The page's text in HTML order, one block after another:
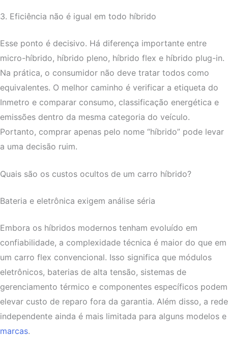
3. Eficiência não é igual em todo híbrido
Esse ponto é decisivo. Há diferença importante entre
micro-híbrido, híbrido pleno, híbrido flex e híbrido plug-in.
Na prática, o consumidor não deve tratar todos como
equivalentes. O melhor caminho é verificar a etiqueta do
Inmetro e comparar consumo, classificação energética e
emissões dentro da mesma categoria do veículo.
Portanto, comprar apenas pelo nome “híbrido” pode levar
a uma decisão ruim.
Quais são os custos ocultos de um carro híbrido?
Bateria e eletrônica exigem análise séria
Embora os híbridos modernos tenham evoluído em
confiabilidade, a complexidade técnica é maior do que em
um carro flex convencional. Isso significa que módulos
eletrônicos, baterias de alta tensão, sistemas de
gerenciamento térmico e componentes específicos podem
elevar custo de reparo fora da garantia. Além disso, a rede
independente ainda é mais limitada para alguns modelos e
marcas.